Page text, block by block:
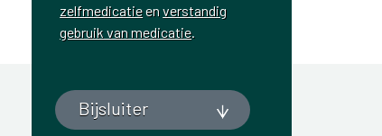
zelfmedicatieenverstandig
gebruik van medicatie
Bijsluiter